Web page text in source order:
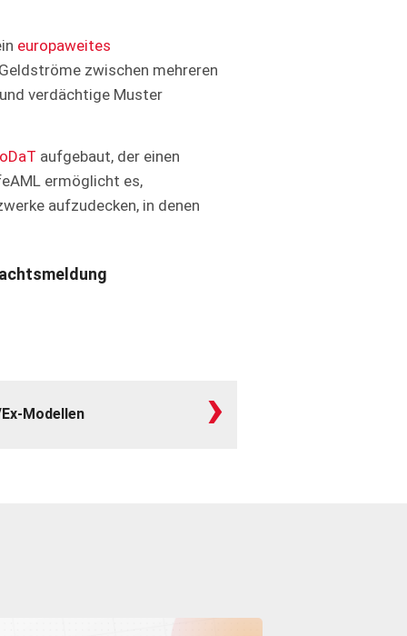
europaweites
zwischen mehreren
verdächtige Muster
aufgebaut, der einen
ermöglicht es,
aufzudecken, in denen
Modellen ›